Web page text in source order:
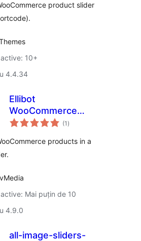
product slider
10+
4.4.34
Ellibot
WooCommerce
Slider
(1 total
aprecieri
)
products in a
Mai puțin de 10
4.9.0
all-image-sliders-